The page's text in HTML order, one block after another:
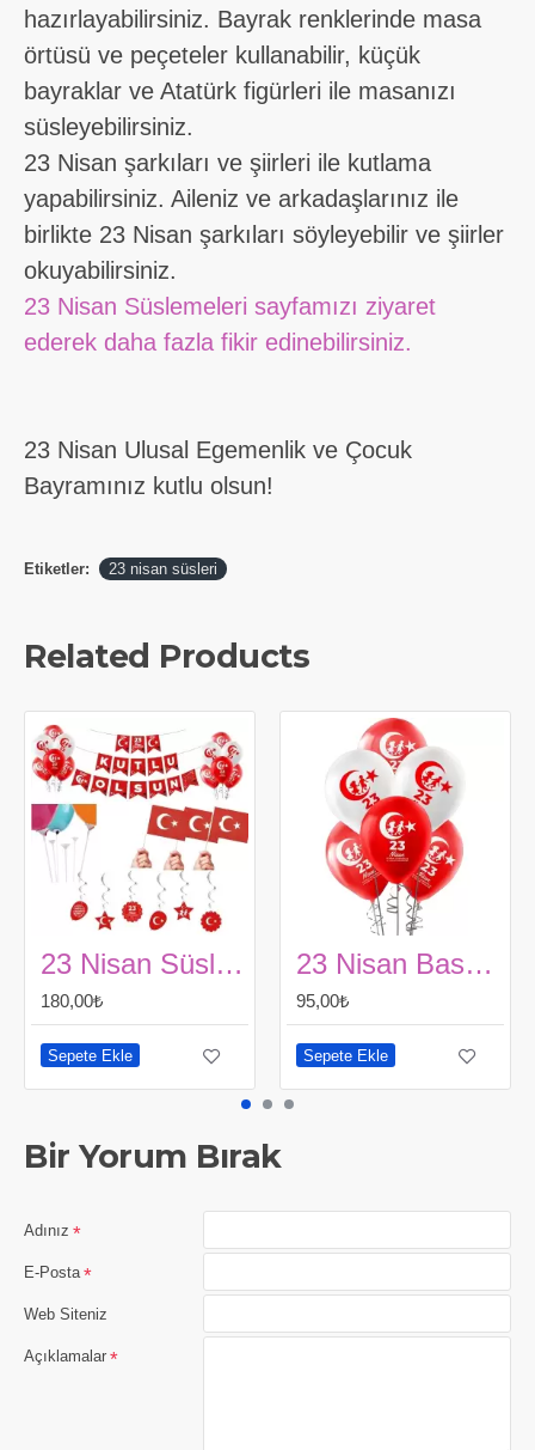
hazırlayabilirsiniz. Bayrak renklerinde masa
örtüsü ve peçeteler kullanabilir, küçük
bayraklar ve Atatürk figürleri ile masanızı
süsleyebilirsiniz.
23 Nisan şarkıları ve şiirleri ile kutlama
yapabilirsiniz. Aileniz ve arkadaşlarınız ile
birlikte 23 Nisan şarkıları söyleyebilir ve şiirler
okuyabilirsiniz.
23 Nisan Süslemeleri sayfamızı ziyaret
ederek daha fazla fikir edinebilirsiniz.
23 Nisan Ulusal Egemenlik ve Çocuk
Bayramınız kutlu olsun!
Etiketler: 23 nisan süsleri
Related Products
23 Nisan Süsleme Seti
180,00₺
Sepete Ekle
23 Nisan Baskılı Balon 10 Adet
95,00₺
Sepete Ekle
Bir Yorum Bırak
Adınız
E-Posta
Web Siteniz
Açıklamalar